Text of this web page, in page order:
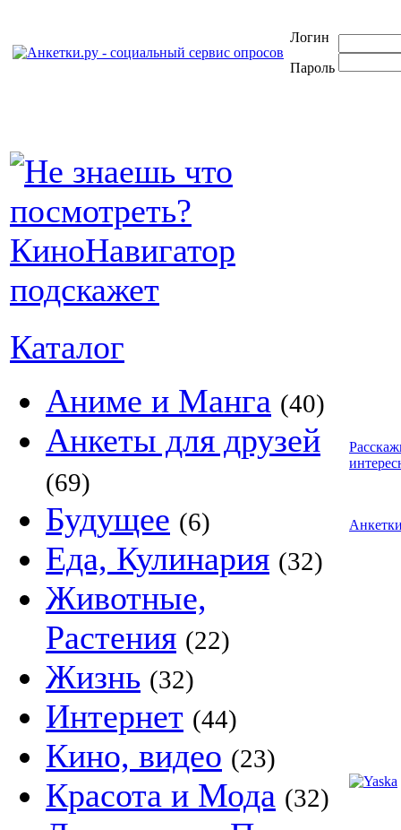
Логин
Пароль
Каталог
Аниме и Манга (40)
Анкеты для друзей
(69)
Будущее (6)
Еда, Кулинария (32)
Животные,
Растения (22)
Жизнь (32)
Интернет (44)
Кино, видео (23)
Красота и Мода (32)